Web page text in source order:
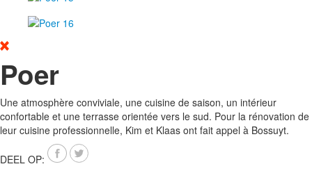
Poer
Une atmosphère conviviale, une cuisine de saison, un intérieur
confortable et une terrasse orientée vers le sud. Pour la rénovation de
leur cuisine professionnelle, Kim et Klaas ont fait appel à Bossuyt.
DEEL OP: